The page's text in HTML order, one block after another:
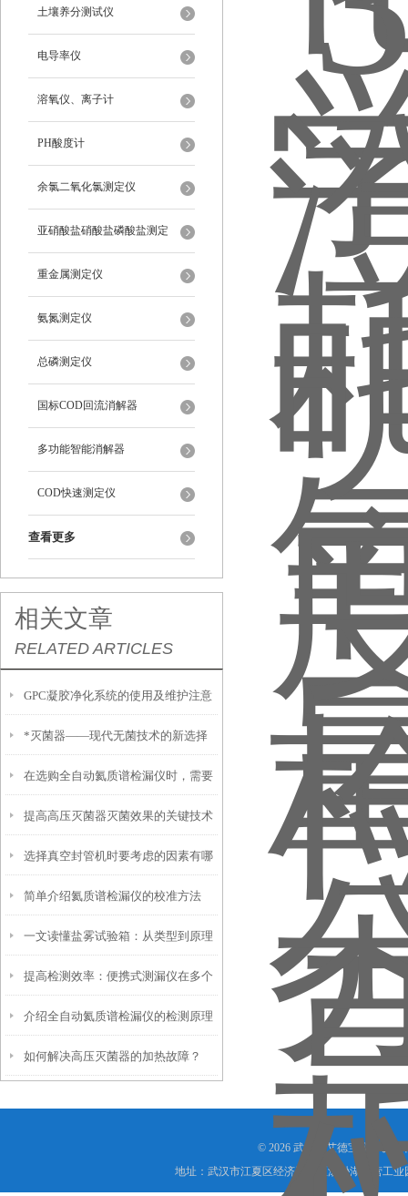
土壤养分测试仪
电导率仪
溶氧仪、离子计
PH酸度计
余氯二氧化氯测定仪
亚硝酸盐硝酸盐磷酸盐测定
重金属测定仪
氨氮测定仪
总磷测定仪
国标COD回流消解器
多功能智能消解器
COD快速测定仪
查看更多
相关文章
RELATED ARTICLES
GPC凝胶净化系统的使用及维护注意
事项
*灭菌器——现代无菌技术的新选择
在选购全自动氦质谱检漏仪时，需要
考虑以下因素
提高高压灭菌器灭菌效果的关键技术
与优化方案
选择真空封管机时要考虑的因素有哪
些
简单介绍氦质谱检漏仪的校准方法
一文读懂盐雾试验箱：从类型到原理
提高检测效率：便携式测漏仪在多个
行业中的应用
介绍全自动氦质谱检漏仪的检测原理
如何解决高压灭菌器的加热故障？
© 2026 武汉市艾德宝仪器设备
地址：武汉市江夏区经济开发区汤逊湖民营工业